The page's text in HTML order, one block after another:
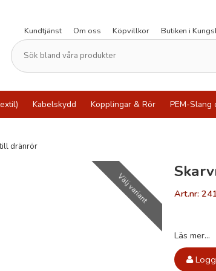
Kundtjänst
Om oss Köpvillkor Butiken i
Kabelskydd Kopplingar & Rör PEM-Slang
dränrör
Välj variant Art.nr:
Läs mer...